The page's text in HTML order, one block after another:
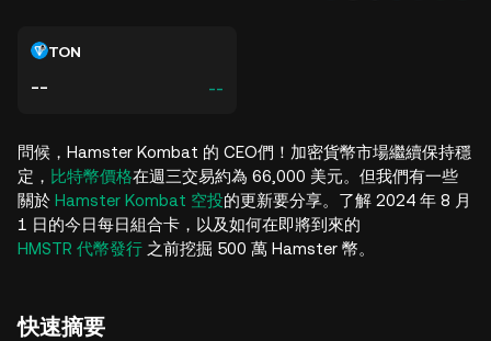
TON
-- --
問候，Hamster Kombat 的 CEO們！加密貨幣市場繼續保持穩
定， 比特幣價格在週三交易約為 66,000 美元。但我們有一些
關於 Hamster Kombat 空投的更新要分享。了解 2024 年 8 月
1 日的今日每日組合卡，以及如何在即將到來的
HMSTR 代幣發行 之前挖掘 500 萬 Hamster 幣。
快速摘要